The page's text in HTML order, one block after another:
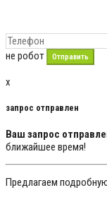
не робот
x
запрос отправлен
Ваш запрос
ближайшее время!
Предлагаем